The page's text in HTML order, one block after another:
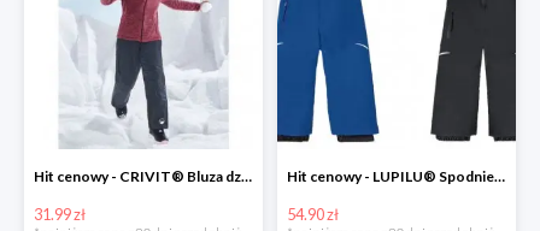
Hit cenowy - CRIVIT® Bluza dziewczęca z polaru
31.99 zł
Hit cenowy - LUPILU® Spodnie narciarskie chłopięce
54.90 zł